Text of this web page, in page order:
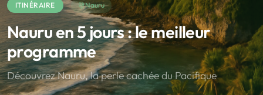
ITINÉRAIRE Nauru
Nauru en 5 jours : le meilleur
programme
Découvrez Nauru, la perle cachée du Pacifique